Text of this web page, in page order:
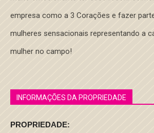
empresa como a 3 Corações e fazer
mulheres sensacionais representando a
mulher no campo!
INFORMAÇÕES DA PROPRIEDADE
PROPRIEDADE: